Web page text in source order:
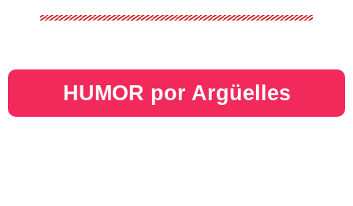
HUMOR por Argüelles​